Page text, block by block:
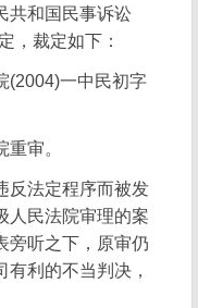
共和国民事诉讼
，裁定如下：
(2004)一中民初字
审。
反法定程序而被发
人民法院审理的案
旁听之下，原审仍
利的不当判决，